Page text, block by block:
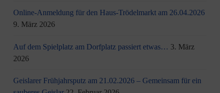
Online-Anmeldung für den Haus-Trödelmarkt am 26.04.2026
9. März 2026
Auf dem Spielplatz am Dorfplatz passiert etwas… 3. März
2026
Geislarer Frühjahrsputz am 21.02.2026 – Gemeinsam für ein